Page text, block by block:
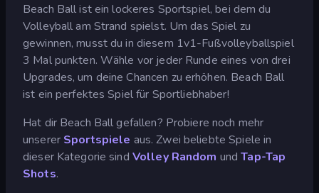
Beach Ball ist ein lockeres Sportspiel, bei dem du
Volleyball am Strand spielst. Um das Spiel zu
gewinnen, musst du in diesem 1v1-Fußvolleyballspiel
3 Mal punkten. Wähle vor jeder Runde eines von drei
Upgrades, um deine Chancen zu erhöhen. Beach Ball
ist ein perfektes Spiel für Sportliebhaber!
Hat dir Beach Ball gefallen? Probiere noch mehr
unserer Sportspiele aus. Zwei beliebte Spiele in
dieser Kategorie sind Volley Random undTap-Tap
Shots.